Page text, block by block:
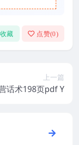
收藏 点赞(0)
上一篇
2604303 命理师运营话术198页pdf Y